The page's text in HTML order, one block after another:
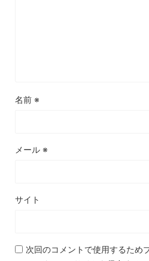
名前 ※
メール ※
サイト
次回のコメントで使用するため